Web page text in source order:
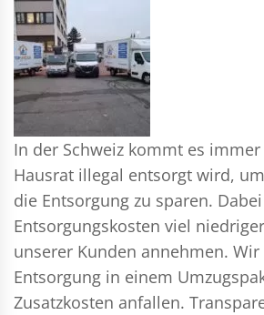
In der Schweiz kommt es
Hausrat illegal entsorgt wird,
die Entsorgung zu sparen.
Entsorgungskosten viel
unserer Kunden annehmen.
Entsorgung in einem
Zusatzkosten anfallen.